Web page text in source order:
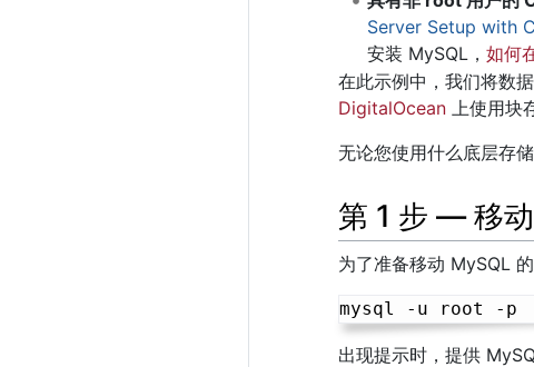
Server Setup with
安装 MySQL， 如何
在此示例中，我们将数
DigitalOcean 上使用块
无论您使用什么底层存
第 1 步 — 移
为了准备移动 MySQL
出现提示时，提供